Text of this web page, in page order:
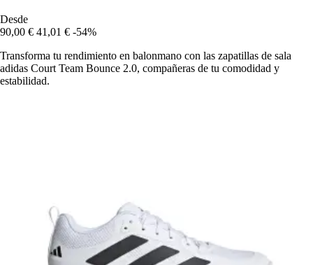
Desde
90,00 € 41,01 € -54%
Transforma tu rendimiento en balonmano con las zapatillas de sala
adidas Court Team Bounce 2.0, compañeras de tu comodidad y
estabilidad.